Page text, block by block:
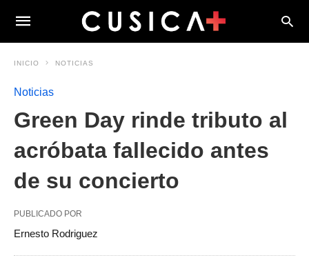
INICIO NOTICIAS
Noticias
Green Day rinde tributo al
acróbata fallecido antes
de su concierto
PUBLICADO POR
Ernesto Rodriguez